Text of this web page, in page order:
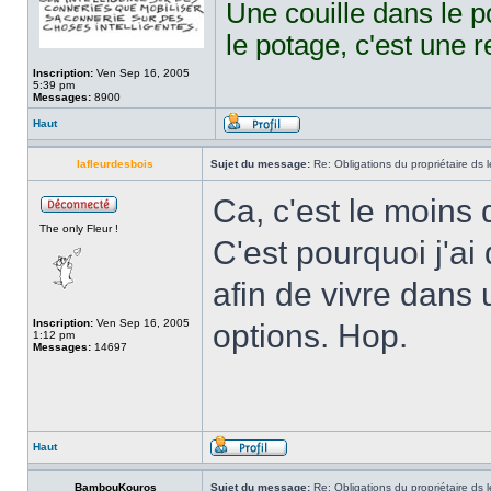
Inscription: Ven Sep 16, 2005
5:39 pm
Messages: 8900
Une couille dans le
le potage, c'est une
Haut
lafleurdesbois Sujet du message: Re: Obligations du propriétaire ds
The only Fleur !
Inscription: Ven Sep 16, 2005
1:12 pm
Messages: 14697
Ca, c'est le moins
C'est pourquoi j'ai
afin de vivre dans
options. Hop.
Haut
BambouKouros Sujet du message: Re: Obligations du propriétaire ds